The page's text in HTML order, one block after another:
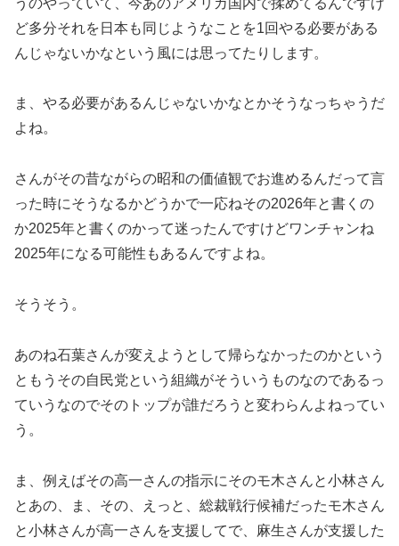
ど多分それを日本も同じようなことを1回やる必要がある
んじゃないかなという風には思ってたりします。
ま、やる必要があるんじゃないかなとかそうなっちゃうだ
よね。
さんがその昔ながらの昭和の価値観でお進めるんだって言
った時にそうなるかどうかで一応ねその2026年と書くの
か2025年と書くのかって迷ったんですけどワンチャンね
2025年になる可能性もあるんですよね。
そうそう。
あのね石葉さんが変えようとして帰らなかったのかという
ともうその自民党という組織がそういうものなのであるっ
ていうなのでそのトップが誰だろうと変わらんよねってい
う。
ま、例えばその高一さんの指示にそのモ木さんと小林さん
とあの、ま、その、えっと、総裁戦行候補だったモ木さん
と小林さんが高一さんを支援してで、麻生さんが支援した